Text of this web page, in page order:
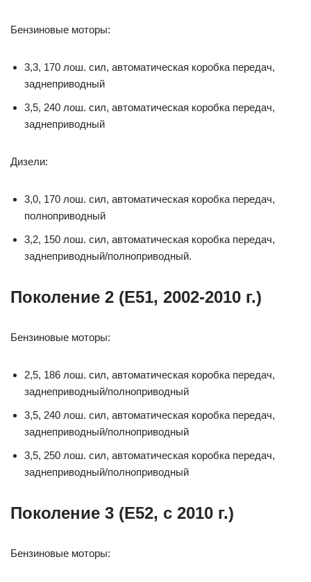
Бензиновые моторы:
3,3, 170 лош. сил, автоматическая коробка передач,
заднеприводный
3,5, 240 лош. сил, автоматическая коробка передач,
заднеприводный
Дизели:
3,0, 170 лош. сил, автоматическая коробка передач,
полноприводный
3,2, 150 лош. сил, автоматическая коробка передач,
заднеприводный/полноприводный.
Поколение 2 (Е51, 2002-2010 г.)
Бензиновые моторы:
2,5, 186 лош. сил, автоматическая коробка передач,
заднеприводный/полноприводный
3,5, 240 лош. сил, автоматическая коробка передач,
заднеприводный/полноприводный
3,5, 250 лош. сил, автоматическая коробка передач,
заднеприводный/полноприводный
Поколение 3 (Е52, с 2010 г.)
Бензиновые моторы: